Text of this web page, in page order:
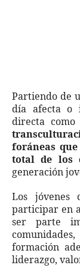
Partiendo de
día afecta o
directa como
foráneas
total de los
generación
Los jóvenes
participar en
ser parte
formación
liderazgo,